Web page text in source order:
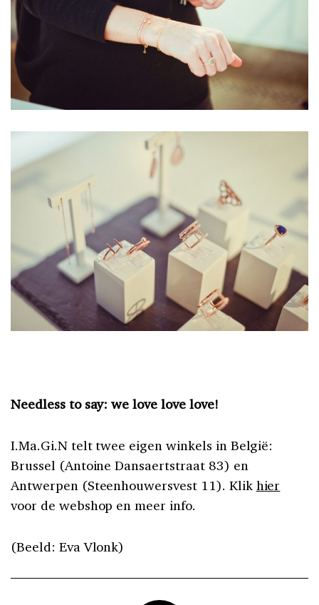
Needless to say: we love love love!
I.Ma.Gi.N telt twee eigen winkels in België:
Brussel (Antoine Dansaertstraat 83) en
Antwerpen (Steenhouwersvest 11). Klik hier
voor de webshop en meer info.
(Beeld: Eva Vlonk)